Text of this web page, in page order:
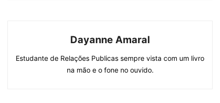
Dayanne Amaral
Estudante de Relações Publicas sempre vista com um livro
na mão e o fone no ouvido.